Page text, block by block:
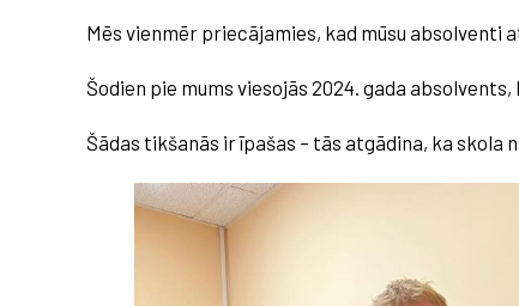
Mēs vienmēr priecājamies, kad mūsu absolventi
Šodien pie mums viesojās 2024. gada
Šādas tikšanās ir īpašas – tās atgādina, ka